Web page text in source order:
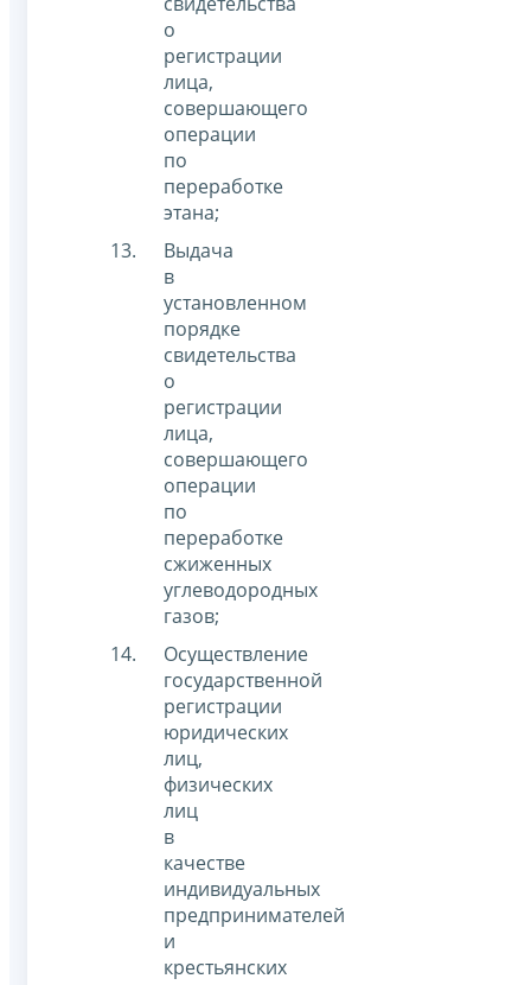
о
регистрации
лица,
совершающего
операции
по
переработке
этана;
Выдача
в
установленном
порядке
свидетельства
о
регистрации
лица,
совершающего
операции
по
переработке
сжиженных
углеводородных
газов;
Осуществление
государственной
регистрации
юридических
лиц,
физических
лиц
в
качестве
индивидуальных
предпринимателей
и
крестьянских